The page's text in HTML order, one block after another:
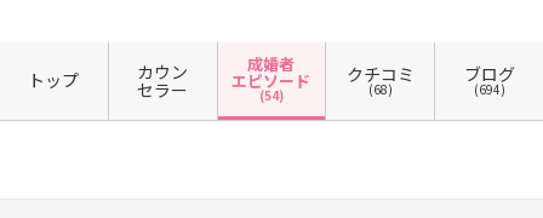
トップ カウン
セラー
成婚者
エピソード
(54)
クチコミ
(68)
ブログ
(694)